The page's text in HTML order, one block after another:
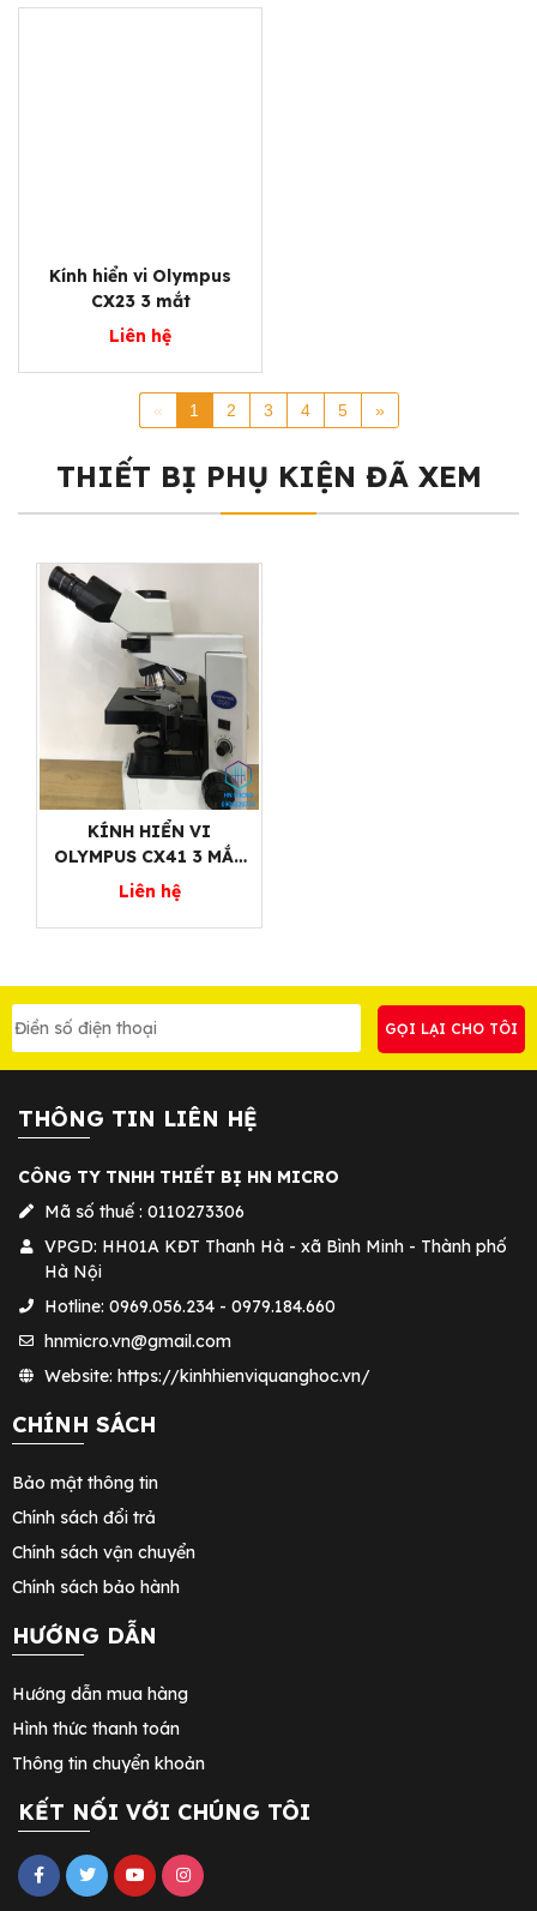
Kính hiển vi Olympus
CX23 3 mắt
Liên hệ
« 1 2 3 4 5 »
THIẾT BỊ PHỤ KIỆN ĐÃ XEM
KÍNH HIỂN VI
OLYMPUS CX41 3 MẮT
CHÍNH HÃNG
Liên hệ
THÔNG TIN LIÊN HỆ
CÔNG TY TNHH THIẾT BỊ HN MICRO
Mã số thuế : 0110273306
VPGD: HH01A KĐT Thanh Hà - xã Bình Minh - Thành phố
Hà Nội
Hotline: 0969.056.234 - 0979.184.660
hnmicro.vn@gmail.com
Website: https://kinhhienviquanghoc.vn/
CHÍNH SÁCH
Bảo mật thông tin
Chính sách đổi trả
Chính sách vận chuyển
Chính sách bảo hành
HƯỚNG DẪN
Hướng dẫn mua hàng
Hình thức thanh toán
Thông tin chuyển khoản
KẾT NỐI VỚI CHÚNG TÔI